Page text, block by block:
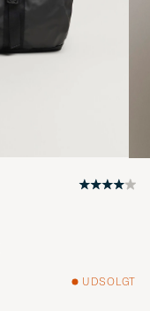
UDSOLGT